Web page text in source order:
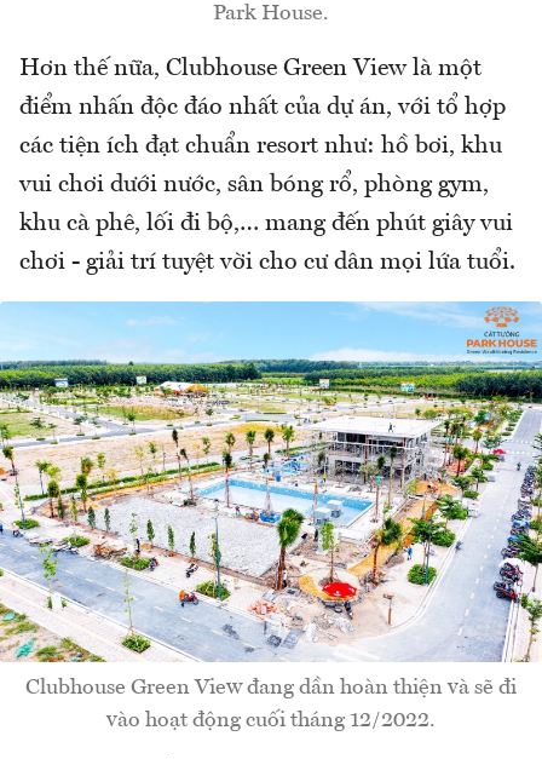
Park House.
Hơn thế nữa, Clubhouse Green View là một
điểm nhấn độc đáo nhất của dự án, với tổ hợp
các tiện ích đạt chuẩn resort như: hồ bơi, khu
vui chơi dưới nước, sân bóng rổ, phòng gym,
khu cà phê, lối đi bộ,… mang đến phút giây vui
chơi - giải trí tuyệt vời cho cư dân mọi lứa tuổi.
Clubhouse Green View đang dần hoàn thiện và sẽ đi
vào hoạt động cuối tháng 12/2022.